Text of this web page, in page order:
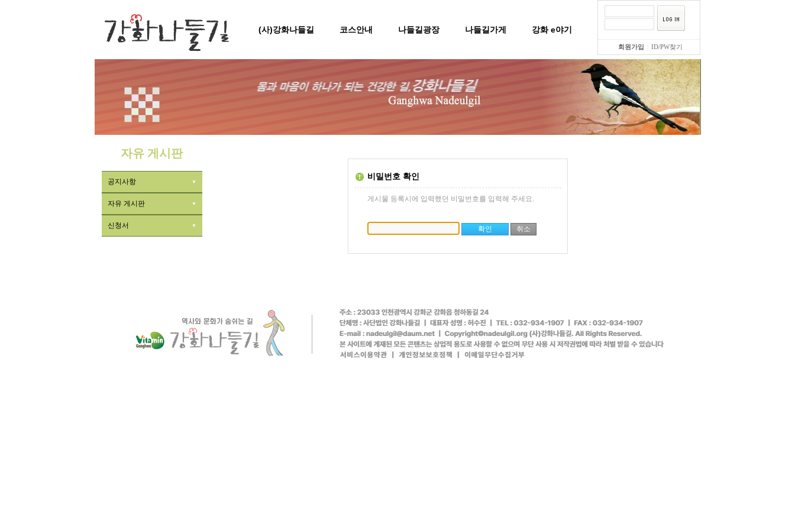
(사)강화나들길 코스안내 나들길광장 나들길가게 강화 e야기
회원가입 ID/PW찾기
자유 게시판
공지사항
자유 게시판
신청서
비밀번호 확인
게시물 등록시에 입력했던 비밀번호를 입력해 주세요.